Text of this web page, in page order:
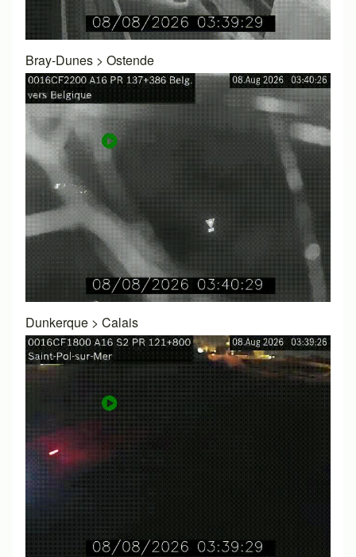
Bray-Dunes > Ostende
Dunkerque > Calais